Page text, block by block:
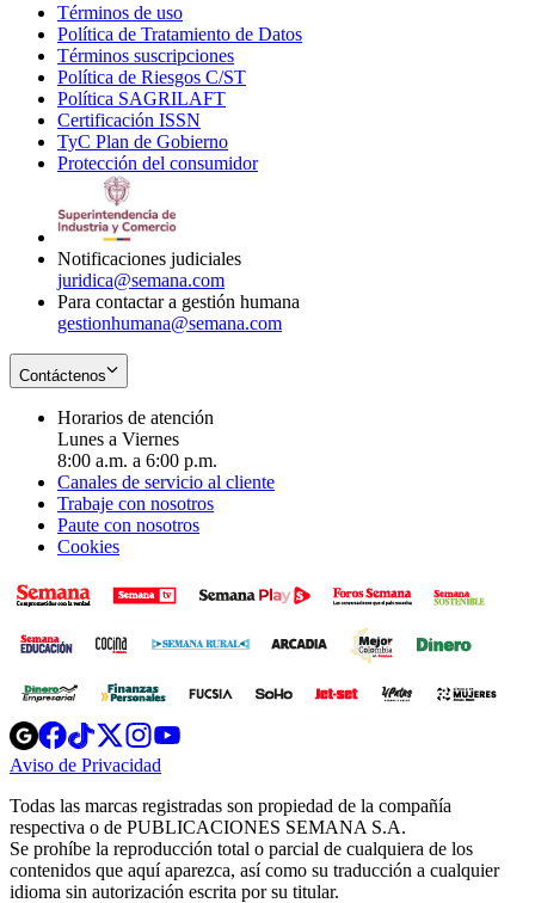
Términos de uso
in
new
window
Política de Tratamiento de Datos
Términos suscripciones
in
Política de Riesgos C/ST
Política SAGRILAFT
new
window
Certificación ISSN
in
new
TyC Plan de Gobierno
in
Protección del consumidorOpens
Notificaciones judiciales
juridica@semana.com
Para contactar a gestión humana
gestionhumana@semana.com
Contáctenos
Horarios de atención
Lunes a Viernes
8:00 a.m. a 6:00 p.m.
Canales de servicio al cliente
Trabaje con nosotros
Paute con nosotros
Cookies
Opens
in
new
Opens
in
new
Opens
in
new
window
Opens
new
windowwindow
Aviso de Privacidad
new
window
Todas las marcas registradas son propiedad de la compañía
respectiva o de PUBLICACIONES SEMANA S.A.
Se prohíbe la reproducción total o parcial de cualquiera de los
contenidos que aquí aparezca, así como su traducción a cualquier
idioma sin autorización escrita por su titular.